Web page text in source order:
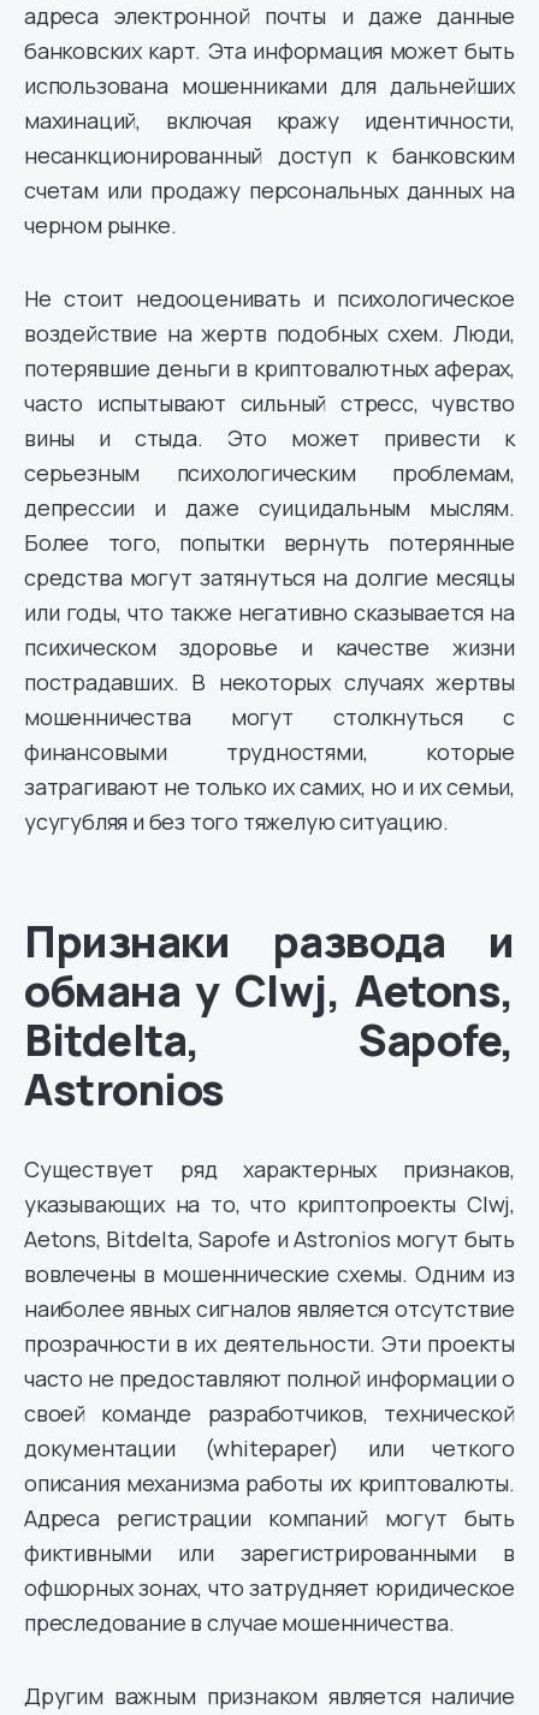
адреса электронной почты и даже данные
банковских карт. Эта информация может быть
использована мошенниками для дальнейших
махинаций, включая кражу идентичности,
несанкционированный доступ к банковским
счетам или продажу персональных данных на
черном рынке.
Не стоит недооценивать и психологическое
воздействие на жертв подобных схем. Люди,
потерявшие деньги в криптовалютных аферах,
часто испытывают сильный стресс, чувство
вины и стыда. Это может привести к
серьезным психологическим проблемам,
депрессии и даже суицидальным мыслям.
Более того, попытки вернуть потерянные
средства могут затянуться на долгие месяцы
или годы, что также негативно сказывается на
психическом здоровье и качестве жизни
пострадавших. В некоторых случаях жертвы
мошенничества могут столкнуться с
финансовыми трудностями, которые
затрагивают не только их самих, но и их семьи,
усугубляя и без того тяжелую ситуацию.
Признаки развода и
обмана у Clwj, Aetons,
Bitdelta, Sapofe,
Astronios
Существует ряд характерных признаков,
указывающих на то, что криптопроекты Clwj,
Aetons, Bitdelta, Sapofe и Astronios могут быть
вовлечены в мошеннические схемы. Одним из
наиболее явных сигналов является отсутствие
прозрачности в их деятельности. Эти проекты
часто не предоставляют полной информации о
своей команде разработчиков, технической
документации (whitepaper) или четкого
описания механизма работы их криптовалюты.
Адреса регистрации компаний могут быть
фиктивными или зарегистрированными в
офшорных зонах, что затрудняет юридическое
преследование в случае мошенничества.
Другим важным признаком является наличие